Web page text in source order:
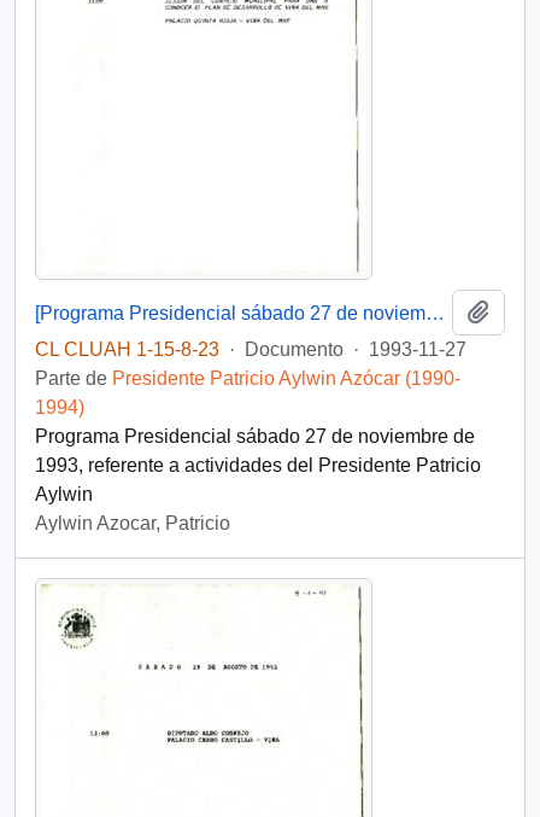
[Programa Presidencial sábado 27 de noviembre de 1993 ]
CL CLUAH 1-15-8-23 · Documento · 1993-11-27
Parte de Presidente Patricio Aylwin Azócar (1990-
1994)
Programa Presidencial sábado 27 de noviembre de
1993, referente a actividades del Presidente Patricio
Aylwin
Aylwin Azocar, Patricio